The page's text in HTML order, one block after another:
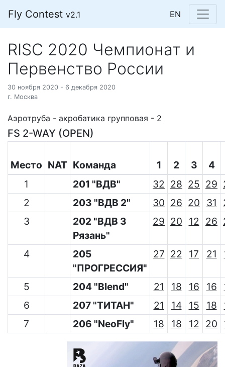
Fly Contest v2.1 EN
RISC 2020 Чемпионат и
Первенство России
30 ноября 2020 - 6 декабря 2020
г. Москва
Аэротруба - акробатика групповая - 2
FS 2-WAY (OPEN)
Место NAT Команда 1 2 3
4
1
201 "ВДВ" 32 28 25 29
2
203 "ВДВ 2" 30 26 20 31
3
202 "ВДВ 3
Рязань"
29 20 12 26
4
205
"ПРОГРЕССИЯ"
27 22 17 21
5 204 "Blend" 21 18 16 16
6
207 "ТИТАН" 21 14 15 18
7
206 "NeoFly" 18 18 12 20